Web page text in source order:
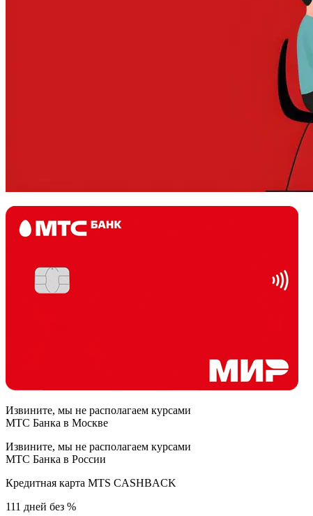
Извините, мы не располагаем курсами
МТС Банка в Москве
Извините, мы не располагаем курсами
МТС Банка в России
Кредитная карта MTS CASHBACK
111 дней без %